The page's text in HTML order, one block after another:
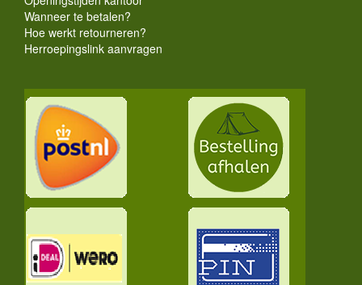
Wanneer te betalen?
Hoe werkt retourneren?
Herroepingslink aanvragen